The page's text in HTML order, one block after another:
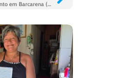
Operação de nova ETE muda cenário do saneamento em Barcarena (PA)